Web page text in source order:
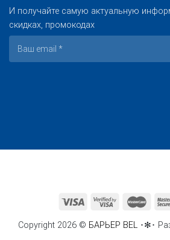
И получайте самую актуальную
скидках, промокодах
Copyright 2026 © БАРЬЕР BEL ･✻･